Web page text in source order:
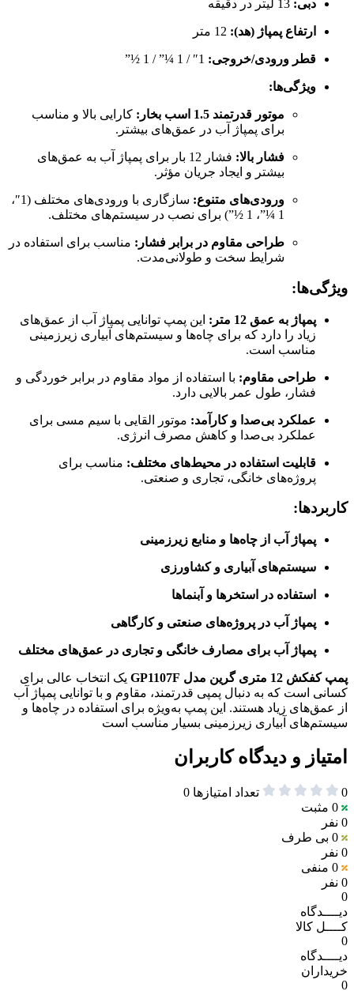
دبی:
ارتفاع پمپاژ (هد):
قطر ورودی/خروجی:
ویژگی‌ها:
موتور قدرتمند 1.5 اسب بخار:
کارایی بالا و مناسب
برای پمپاژ آب در عمق‌های بیشتر.
فشار بالا:
فشار 12 بار برای پمپاژ آب به عمق‌های
بیشتر و ایجاد جریان مؤثر.
ورودی‌های متنوع:
سازگاری با ورودی‌های مختلف (1″،
1 ¼”، 1 ½”) برای نصب در سیستم‌های مختلف.
طراحی مقاوم در برابر فشار: مناسب برای استفاده در
شرایط سخت و طولانی‌مدت.
ویژگی‌ها:
پمپاژ به عمق 12 متر:
این پمپ توانایی پمپاژ آب از عمق‌های
زیاد را دارد که برای چاه‌ها و سیستم‌های آبیاری زیرزمینی
مناسب است.
طراحی مقاوم: با استفاده از مواد مقاوم در برابر خوردگی و
فشار، طول عمر بالایی دارد.
عملکرد بی‌صدا و کارآمد: موتور القایی با سیم مسی برای
عملکرد بی‌صدا و کاهش مصرف انرژی.
قابلیت استفاده در محیط‌های مختلف: مناسب برای
پروژه‌های خانگی، تجاری و صنعتی.
کاربردها:
پمپاژ آب از چاه‌ها و منابع زیرزمینی
سیستم‌های آبیاری و کشاورزی
استفاده در استخرها و آبنماها
پمپاژ آب در پروژه‌های صنعتی و کارگاهی
پمپاژ آب برای مصارف خانگی و تجاری در عمق‌های مختلف
پمپ کفکش 12 متری گرین مدل GP1107F
یک انتخاب عالی برای
کسانی است که به دنبال پمپی قدرتمند، مقاوم و با توانایی پمپاژ آب
از عمق‌های زیاد هستند. این پمپ به‌ویژه برای استفاده در چاه‌ها و
سیستم‌های آبیاری زیرزمینی بسیار مناسب است
امتیاز و دیدگاه کاربران
0 تعداد امتیازها 0
0 مثبت
0 نفر
0 بی طرف
0 نفر
0 منفی
0 نفر
0
دیــــدگاه
کــــل کالا
0
دیــــدگاه
خریداران
0